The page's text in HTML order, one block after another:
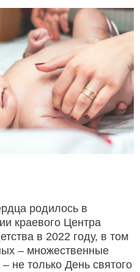
родилось в
краевого Центра
в 2022 году, в том
– множественные
не только День святого